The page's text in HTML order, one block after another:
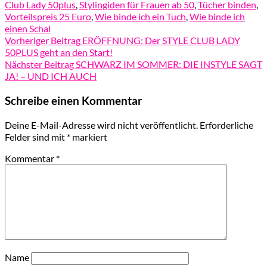
Club Lady 50plus,Stylingiden für Frauen ab 50,Tücher binden,
Vorteilspreis 25 Euro,Wie binde ich ein Tuch,Wie binde ich
einen Schal
Vorheriger Beitrag ERÖFFNUNG: Der STYLE CLUB LADY
50PLUS geht an den Start!
Nächster BeitragSCHWARZ IM SOMMER: DIE INSTYLE SAGT
JA! – UND ICH AUCH
Schreibe einen Kommentar
Deine E-Mail-Adresse wird nicht veröffentlicht. Erforderliche
Felder sind mit * markiert
Kommentar *
Name